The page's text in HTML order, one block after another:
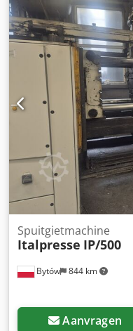
8290 dm³, leeggewicht:
22 kW, handling-robot
serienummer: 210430,
gietautomatisering,
transportbreedte: ca.
besturing,
Dodpfxezhax Ho Acleck
Bytów 844 km
Spuitgietmachine
Italpresse IP/500
Aanvragen